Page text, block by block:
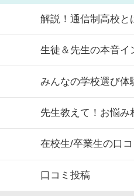
解説！通信制高校と
生徒＆先生の本音イ
みんなの学校選び体
先生教えて！お悩み
在校生/卒業生の口コ
口コミ投稿